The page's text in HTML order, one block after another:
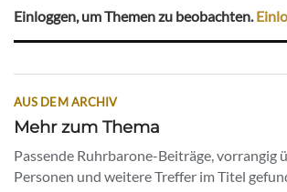
Einloggen, um Themen zu beobachten.
AUS DEM ARCHIV
Mehr zum Thema
Passende Ruhrbarone-Beiträge, vorrangig
Personen und weitere Treffer im Titel